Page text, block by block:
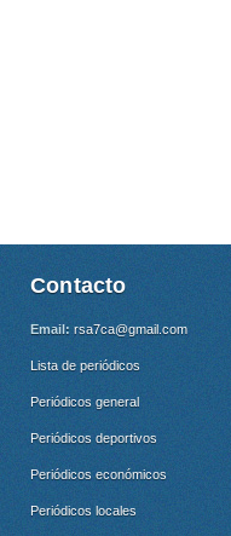
Contacto
Email: rsa7ca@gmail.com
Lista de periódicos
Periódicos general
Periódicos deportivos
Periódicos económicos
Periódicos locales